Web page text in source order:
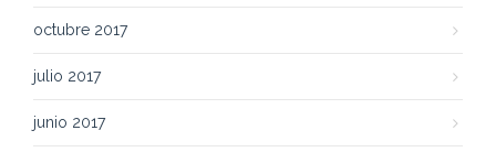
octubre 2017
julio 2017
junio 2017